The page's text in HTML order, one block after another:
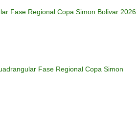
Fase Regional Copa Simon Bolivar 2026
Fase Regional Copa Simon